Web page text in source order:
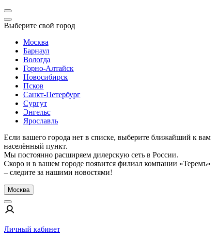
Выберите свой город
Москва
Барнаул
Вологда
Горно-Алтайск
Новосибирск
Псков
Санкт-Петербург
Сургут
Энгельс
Ярославль
Если вашего города нет в списке, выберите ближайший к вам
населённый пункт.
Мы постоянно расширяем дилерскую сеть в России.
Скоро и в вашем городе появится филиал компании «Теремъ»
– следите за нашими новостями!
Москва
Личный кабинет